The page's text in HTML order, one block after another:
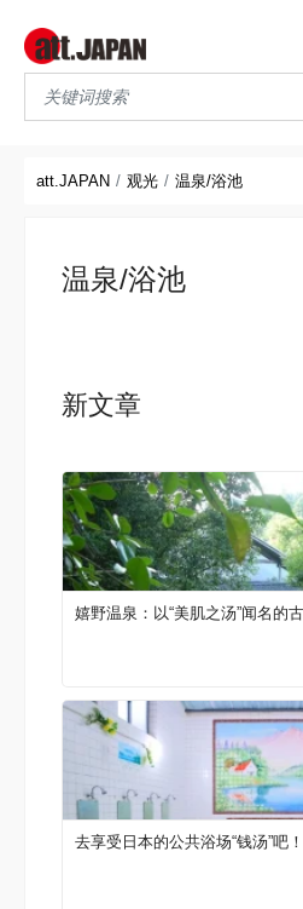
Translations title cont
att.JAPAN 观光 温泉/浴池
温泉/浴池
新文章
嬉野温泉：以“美肌之汤”闻名的
去享受日本的公共浴场“钱汤”吧